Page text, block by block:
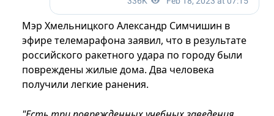
Мэр Хмельницкого Александр Симчишин в
эфире телемарафона заявил, что в результате
российского ракетного удара по городу были
повреждены жилые дома. Два человека
получили легкие ранения.